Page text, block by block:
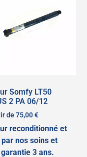
Somfy LT50
2 PA 06/12
de75,00€
reconditionné et
nos soins et
3 ans.